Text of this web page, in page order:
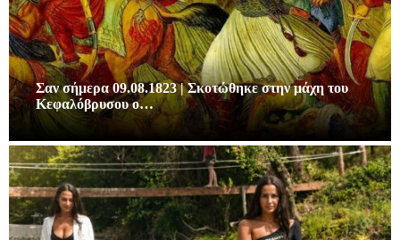
Σαν σήμερα 09.08.1823 | Σκοτώθηκε στην μάχη του
Κεφαλόβρυσου ο…